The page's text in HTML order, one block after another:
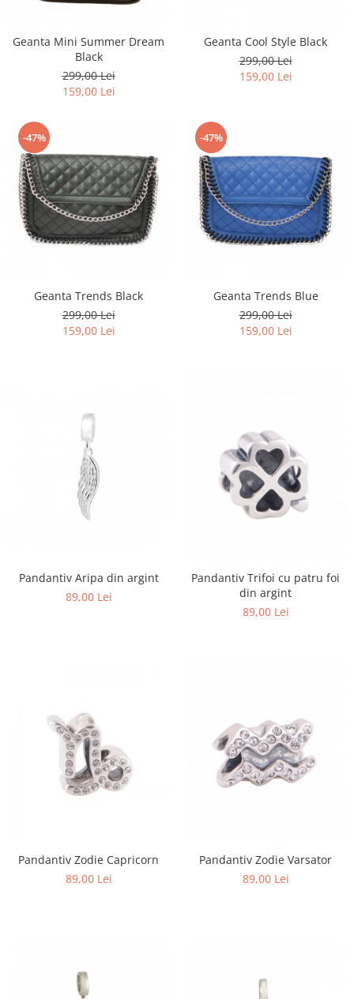
Geanta Mini Summer Dream
Black
299,00 Lei
159,00 Lei
Geanta Cool Style Black
299,00 Lei
159,00 Lei
-47%
Geanta Trends Black
299,00 Lei
159,00 Lei
-47%
Geanta Trends Blue
299,00 Lei
159,00 Lei
Pandantiv Aripa din argint
89,00 Lei
Pandantiv Trifoi cu patru foi
din argint
89,00 Lei
Pandantiv Zodie Capricorn
89,00 Lei
Pandantiv Zodie Varsator
89,00 Lei